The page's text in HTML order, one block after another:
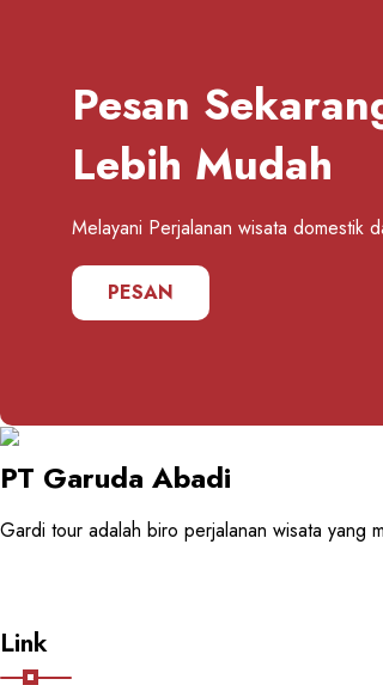
Pesan
Lebih Mudah
Melayani Perjalanan wisata domestik
PESAN
PT Garuda Abadi
Gardi tour adalah biro perjalanan wisata yang
Link